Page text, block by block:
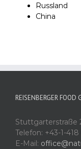
Russland
China
REISENBERGER FOOD
Stuttgarterstraße
Telefon: +43-1-
E-Mail: